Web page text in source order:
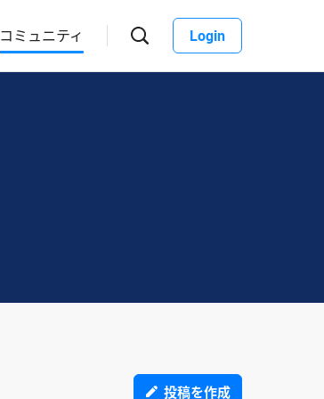
コミュニティ Login
投稿を作成